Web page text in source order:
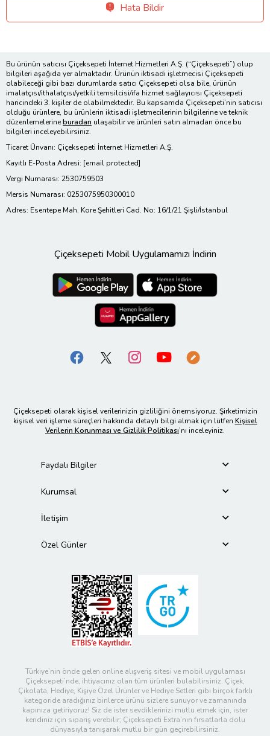
Hata Bildir
Bu ürünün satıcısı Çiçeksepeti İnternet Hizmetleri A.Ş. (“Çiçeksepeti”) olup
bilgileri aşağıda yer almaktadır. Ürünün iktisadi işletmecisi Çiçeksepeti
olabileceği gibi bazı durumlarda satıcı Çiçeksepeti olsa bile, ürünün
imalatçısı/ithalatçısı/yetkili temsilcisi/ifa hizmet sağlayıcısı Çiçeksepeti
haricindeki 3. kişiler de olabilmektedir. Bu kapsamda Çiçeksepeti’nin satıcısı
olduğu ürünlere, bu ürünlerin iktisadi işletmecilerinin bilgilerine ve teknik
düzenlemelerineburadan ulaşabilir ve ürünleri satın almadan önce bu
bilgileri inceleyebilirsiniz.
Ticaret Ünvanı: Çiçeksepeti İnternet Hizmetleri A.Ş.
Kayıtlı E-Posta Adresi: [email protected]
Vergi Numarası: 2530759503
Mersis Numarası: 0253075950300010
Adres: Esentepe Mah. Kore Şehitleri Cad. No: 16/1/21 Şişli/İstanbul
Çiçeksepeti Mobil Uygulamamızı İndirin
Çiçeksepeti olarak kişisel verilerinizin gizliliğini önemsiyoruz. Şirketimizin
kişisel veri işleme süreçleri hakkında detaylı bilgi almak için lütfen Kişisel
Verilerin Korunması ve Gizlilik Politikası’nı inceleyiniz.
Faydalı Bilgiler
Kurumsal
İletişim
Özel Günler
Türkiye’nin önde gelen online alışveriş sitesi ve mobil uygulaması
Çiçeksepeti’nde, ihtiyacınız olan tüm ürünleri bulabilirsiniz. Çiçek,
Çikolata, Hediye, Kişiye Özel Ürünler ve Hediye Setleri gibi birçok farklı
kategoride aradığınız binlerce ürünü sizlere sunuyor ve zamanında
kapınıza getiriyoruz! Siz de ister sevdiklerinizi mutlu etmek için, ister
kendiniz için sipariş verebilir; Çiçeksepeti Extra’nın fırsatlarla dolu
dünyasıyla tanışarak mutlu bir gün geçirebilirsiniz.